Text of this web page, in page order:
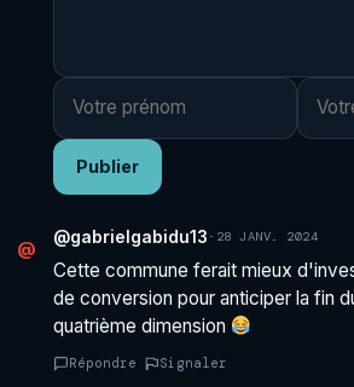
Publier
@
@gabrielgabidu13 · 28 JANV. 2024
Cette commune ferait mieux
de conversion pour anticiper la fin
quatrième dimension
Répondre Signaler